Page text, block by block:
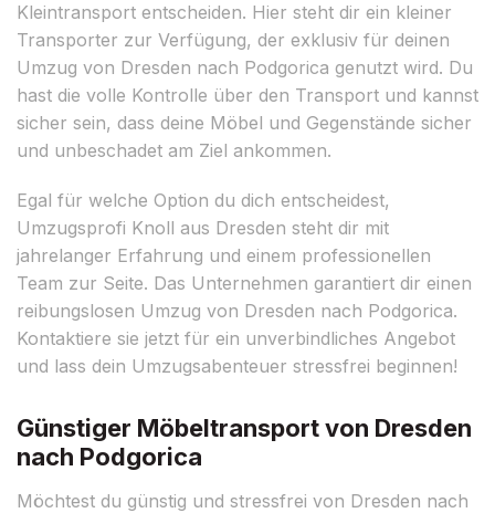
Kleintransport entscheiden. Hier steht dir ein kleiner
Transporter zur Verfügung, der exklusiv für deinen
Umzug von Dresden nach Podgorica genutzt wird. Du
hast die volle Kontrolle über den Transport und kannst
sicher sein, dass deine Möbel und Gegenstände sicher
und unbeschadet am Ziel ankommen.
Egal für welche Option du dich entscheidest,
Umzugsprofi Knoll aus Dresden steht dir mit
jahrelanger Erfahrung und einem professionellen
Team zur Seite. Das Unternehmen garantiert dir einen
reibungslosen Umzug von Dresden nach Podgorica.
Kontaktiere sie jetzt für ein unverbindliches Angebot
und lass dein Umzugsabenteuer stressfrei beginnen!
Günstiger Möbeltransport von Dresden
nach Podgorica
Möchtest du günstig und stressfrei von Dresden nach